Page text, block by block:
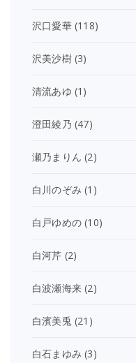
沢口愛華(118)
沢美沙樹(3)
清流あゆ (1)
澄田綾乃 (47)
瀬乃まりん (2)
白川のぞみ (1)
白戸ゆめの (10)
白河芹 (2)
白波瀬海来 (2)
白濱美兎(21)
白石まゆみ (3)